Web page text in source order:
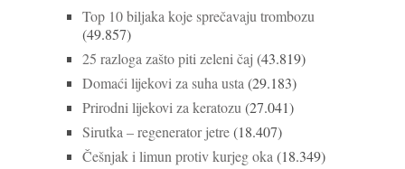
Top 10 biljaka koje sprečavaju trombozu
(49.857)
25 razloga zašto piti zeleni čaj (43.819)
Domaći lijekovi za suha usta (29.183)
Prirodni lijekovi za keratozu (27.041)
Sirutka – regenerator jetre(18.407)
Češnjak i limun protiv kurjeg oka (18.349)